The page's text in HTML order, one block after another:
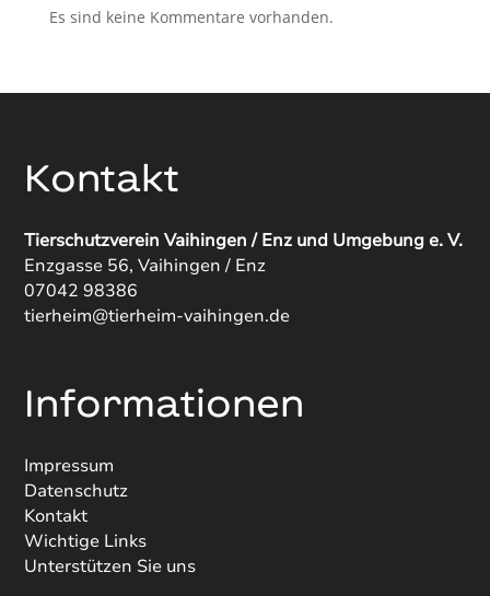
Es sind keine Kommentare vorhanden.
Kontakt
Tierschutzverein Vaihingen / Enz und Umgebung e. V.
Enzgasse 56, Vaihingen / Enz
07042 98386
tierheim@tierheim-vaihingen.de
Informationen
Impressum
Datenschutz
Kontakt
Wichtige Links
Unterstützen Sie uns